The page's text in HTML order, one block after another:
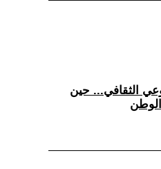
الثقافي... حين